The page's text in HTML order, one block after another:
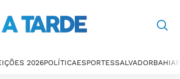
2026POLÍTICAESPORTESSALVADORBAHIA